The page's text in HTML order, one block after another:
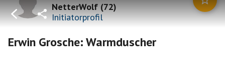
NetterWolf(72)
Initiatorprofil
Erwin Grosche: Warmduscher